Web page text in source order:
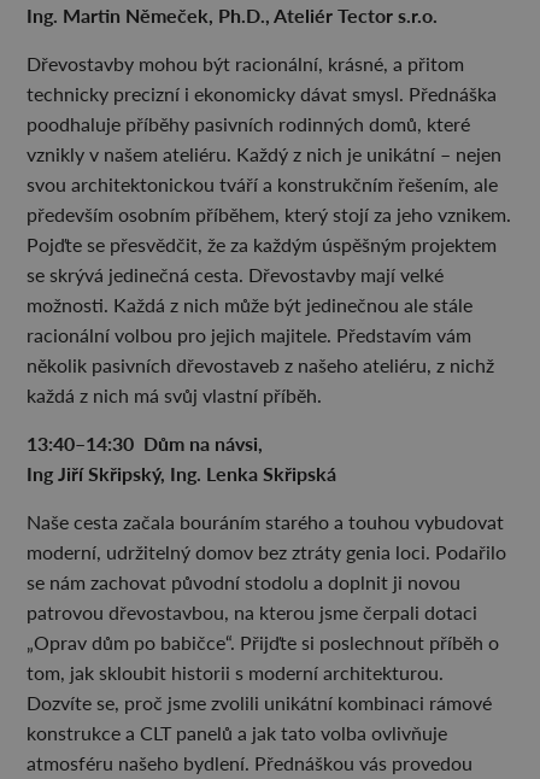
Ing. Martin Němeček, Ph.D., Ateliér Tector s.r.o.
Dřevostavby mohou být racionální, krásné, a přitom
technicky precizní i ekonomicky dávat smysl. Přednáška
poodhaluje příběhy pasivních rodinných domů, které
vznikly v našem ateliéru. Každý z nich je unikátní – nejen
svou architektonickou tváří a konstrukčním řešením, ale
především osobním příběhem, který stojí za jeho vznikem.
Pojďte se přesvědčit, že za každým úspěšným projektem
se skrývá jedinečná cesta. Dřevostavby mají velké
možnosti. Každá z nich může být jedinečnou ale stále
racionální volbou pro jejich majitele. Představím vám
několik pasivních dřevostaveb z našeho ateliéru, z nichž
každá z nich má svůj vlastní příběh.
13:40–14:30 Dům na návsi,
Ing Jiří Skřipský, Ing. Lenka Skřipská
Naše cesta začala bouráním starého a touhou vybudovat
moderní, udržitelný domov bez ztráty genia loci. Podařilo
se nám zachovat původní stodolu a doplnit ji novou
patrovou dřevostavbou, na kterou jsme čerpali dotaci
„Oprav dům po babičce“. Přijďte si poslechnout příběh o
tom, jak skloubit historii s moderní architekturou.
Dozvíte se, proč jsme zvolili unikátní kombinaci rámové
konstrukce a CLT panelů a jak tato volba ovlivňuje
atmosféru našeho bydlení. Přednáškou vás provedou